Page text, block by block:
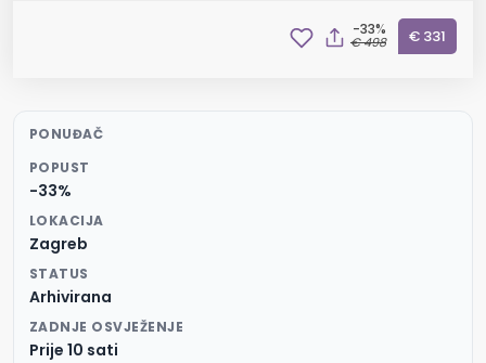
-33%
€ 498 € 331
PONUĐAČ
POPUST
-33%
LOKACIJA
Zagreb
STATUS
Arhivirana
ZADNJE OSVJEŽENJE
Prije 10 sati